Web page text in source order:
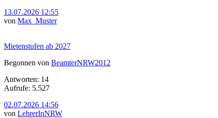
13.07.2026 12:55
von Max_Muster
Mietenstufen ab 2027
Begonnen von BeamterNRW2012
Antworten: 14
Aufrufe: 5.527
02.07.2026 14:56
von LehrerInNRW